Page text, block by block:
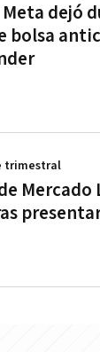
dejó
bolsa
Mercado
trimestral